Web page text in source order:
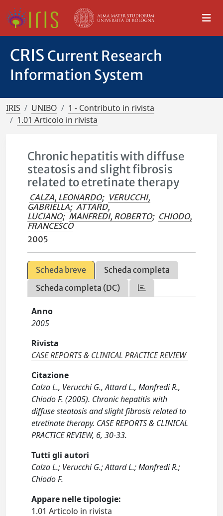
CRIS Current Research
Information System
IRIS UNIBO
1 - Contributo in rivista
1.01 Articolo in rivista
Chronic hepatitis with diffuse
steatosis and slight fibrosis
related to etretinate therapy
CALZA, LEONARDO; VERUCCHI,
GABRIELLA; ATTARD,
LUCIANO; MANFREDI, ROBERTO; CHIODO,
FRANCESCO
2005
Scheda breve
Scheda completa
Scheda completa (DC)
Anno
2005
Rivista
CASE REPORTS & CLINICAL PRACTICE REVIEW
Citazione
Calza L., Verucchi G., Attard L., Manfredi R.,
Chiodo F. (2005). Chronic hepatitis with
diffuse steatosis and slight fibrosis related to
etretinate therapy. CASE REPORTS & CLINICAL
PRACTICE REVIEW, 6, 30-33.
Tutti gli autori
Calza L.; Verucchi G.; Attard L.; Manfredi R.;
Chiodo F.
Appare nelle tipologie:
1.01 Articolo in rivista